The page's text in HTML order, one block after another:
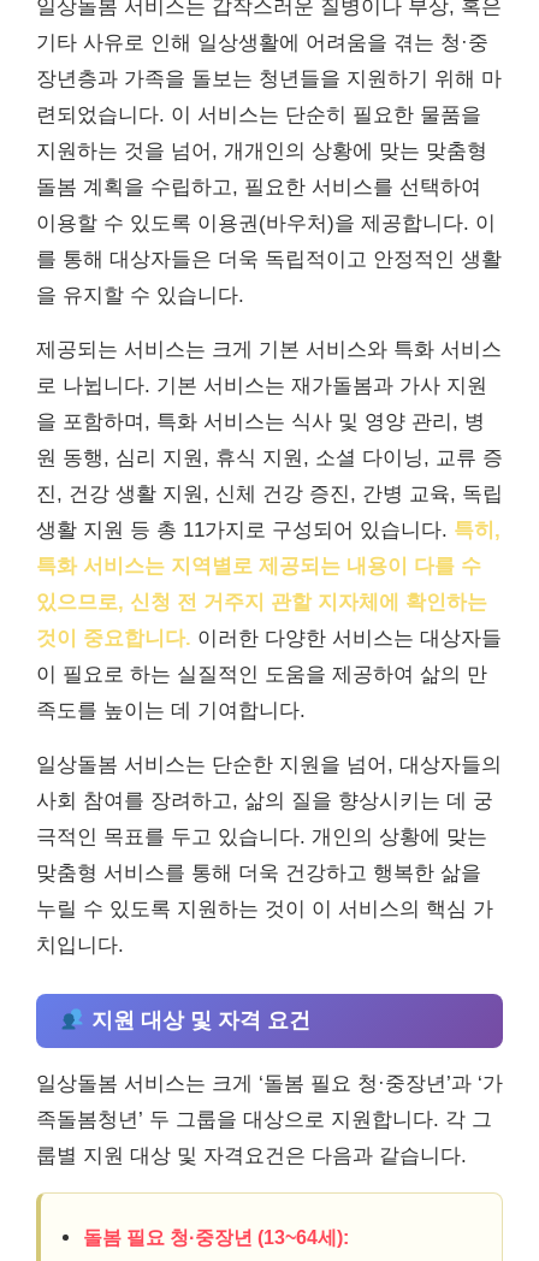
일상돌봄 서비스는 갑작스러운 질병이나 부상, 혹은
기타 사유로 인해 일상생활에 어려움을 겪는 청·중
장년층과 가족을 돌보는 청년들을 지원하기 위해 마
련되었습니다. 이 서비스는 단순히 필요한 물품을
지원하는 것을 넘어, 개개인의 상황에 맞는 맞춤형
돌봄 계획을 수립하고, 필요한 서비스를 선택하여
이용할 수 있도록 이용권(바우처)을 제공합니다. 이
를 통해 대상자들은 더욱 독립적이고 안정적인 생활
을 유지할 수 있습니다.
제공되는 서비스는 크게 기본 서비스와 특화 서비스
로 나뉩니다. 기본 서비스는 재가돌봄과 가사 지원
을 포함하며, 특화 서비스는 식사 및 영양 관리, 병
원 동행, 심리 지원, 휴식 지원, 소셜 다이닝, 교류 증
진, 건강 생활 지원, 신체 건강 증진, 간병 교육, 독립
생활 지원 등 총 11가지로 구성되어 있습니다. 특히,
특화 서비스는 지역별로 제공되는 내용이 다를 수
있으므로, 신청 전 거주지 관할 지자체에 확인하는
것이 중요합니다. 이러한 다양한 서비스는 대상자들
이 필요로 하는 실질적인 도움을 제공하여 삶의 만
족도를 높이는 데 기여합니다.
일상돌봄 서비스는 단순한 지원을 넘어, 대상자들의
사회 참여를 장려하고, 삶의 질을 향상시키는 데 궁
극적인 목표를 두고 있습니다. 개인의 상황에 맞는
맞춤형 서비스를 통해 더욱 건강하고 행복한 삶을
누릴 수 있도록 지원하는 것이 이 서비스의 핵심 가
치입니다.
지원 대상 및 자격 요건
일상돌봄 서비스는 크게 ‘돌봄 필요 청·중장년’과 ‘가
족돌봄청년’ 두 그룹을 대상으로 지원합니다. 각 그
룹별 지원 대상 및 자격요건은 다음과 같습니다.
돌봄 필요 청·중장년 (13~64세):